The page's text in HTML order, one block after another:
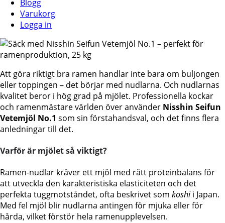
Blogg
Varukorg
Logga in
Att göra riktigt bra ramen handlar inte bara om buljongen
eller toppingen – det börjar med nudlarna. Och nudlarnas
kvalitet beror i hög grad på mjölet. Professionella kockar
och ramenmästare världen över använder Nisshin Seifun
Vetemjöl No.1 som sin förstahandsval, och det finns flera
anledningar till det.
Varför är mjölet så viktigt?
Ramen-nudlar kräver ett mjöl med rätt proteinbalans för
att utveckla den karakteristiska elasticiteten och det
perfekta tuggmotståndet, ofta beskrivet som koshii Japan.
Med fel mjöl blir nudlarna antingen för mjuka eller för
hårda, vilket förstör hela ramenupplevelsen.